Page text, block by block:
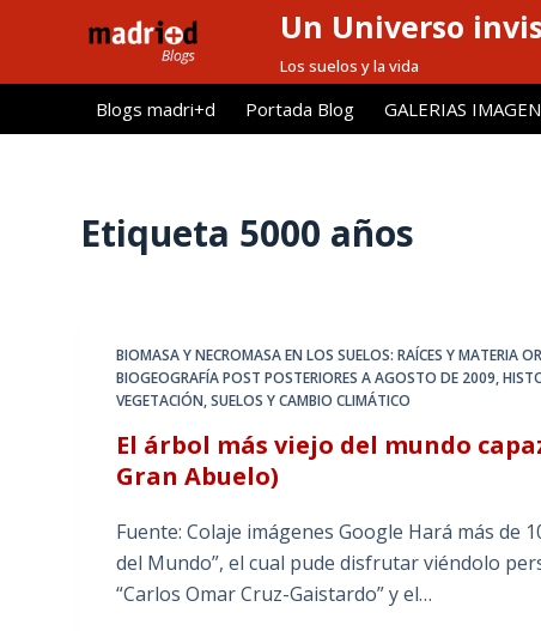
l
Un Universo
Los suelos y la vida
Blogs madri+d Portada Blog GALERIAS
Etiqueta 5000 años
BIOMASA Y NECROMASA EN LOS SUELOS: RAÍCES Y MATERIA
BIOGEOGRAFÍA POST POSTERIORES A AGOSTO DE 2009,
VEGETACIÓN,SUELOS Y CAMBIO CLIMÁTICO
El árbol más viejo del mundo
Gran Abuelo)
Fuente: Colaje imágenes Google Hará más de
del Mundo”, el cual pude disfrutar viéndolo
“Carlos Omar Cruz-Gaistardo” y el…